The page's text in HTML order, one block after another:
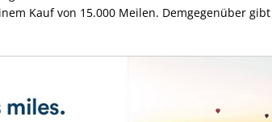
Kauf von 15.000 Meilen. Demgegenüber